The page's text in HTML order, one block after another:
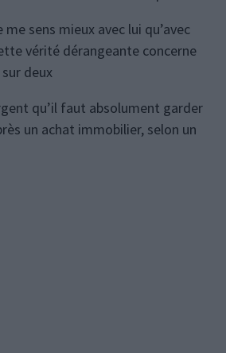
me sens mieux avec lui qu’avec
vérité dérangeante concerne
deux
qu’il faut absolument garder
un achat immobilier, selon un